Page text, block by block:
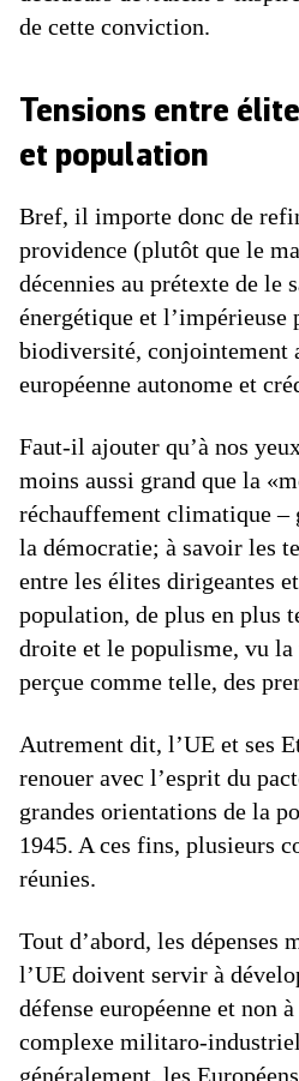
de cette conviction.
Tensions entre
et population
Bref, il importe donc de
providence (plutôt que le
décennies au prétexte de le
énergétique et l’impérieuse
biodiversité, conjointement
européenne autonome et
Faut-il ajouter qu’à nos
moins aussi grand que la
réchauffement climatique –
la démocratie; à savoir les
entre les élites dirigeantes
population, de plus en plus
droite et le populisme, vu la
perçue comme telle, des
Autrement dit, l’UE et ses
renouer avec l’esprit du
grandes orientations de la
1945. A ces fins, plusieurs
réunies.
Tout d’abord, les dépenses
l’UE doivent servir à
défense européenne et non
complexe militaro-
généralement, les